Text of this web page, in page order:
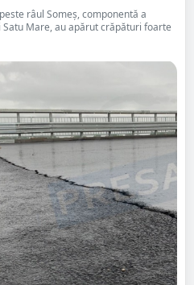
râul Someș, componentă a
Mare, au apărut crăpături foarte